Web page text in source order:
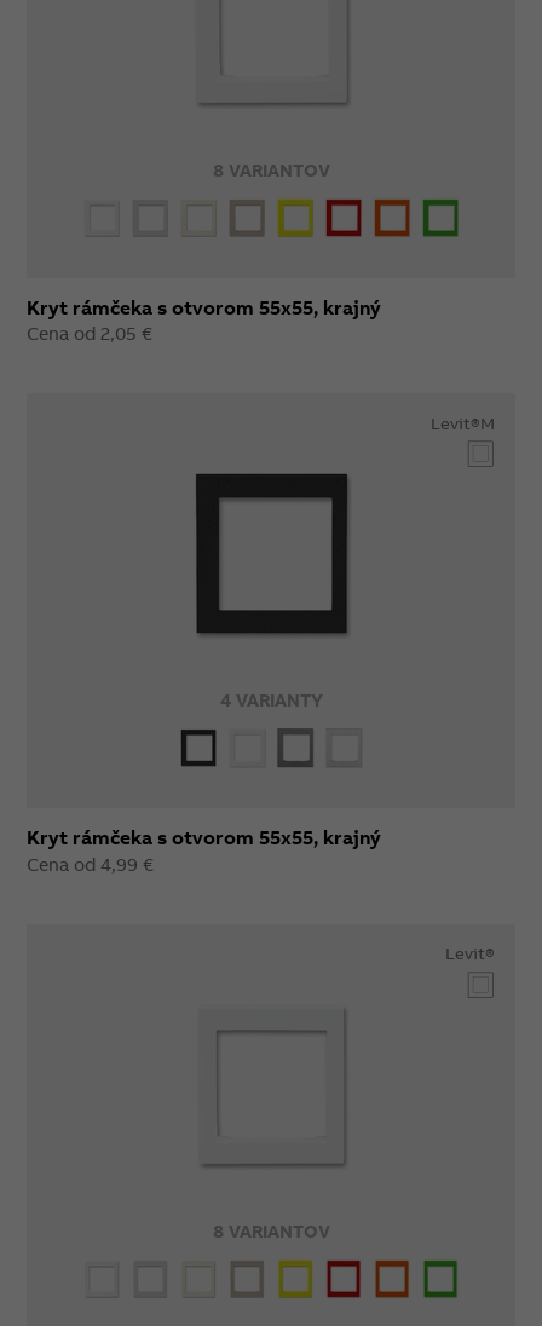
8 VARIANTOV
Kryt rámčeka s otvorom 55x55, krajný
Cena od 2,05 €
4 VARIANTY
Levit®M
Kryt rámčeka s otvorom 55x55, krajný
Cena od 4,99 €
8 VARIANTOV
Levit®